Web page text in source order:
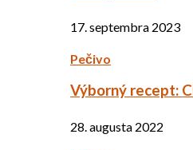
17. septembra 2023
Pečivo
Výborný recept:
28. augusta 2022